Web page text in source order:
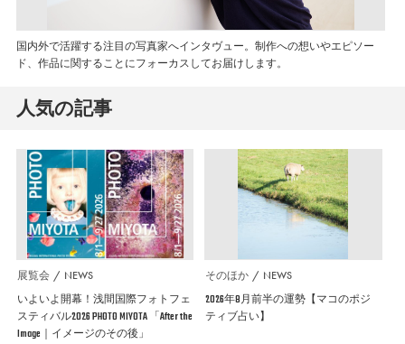
国内外で活躍する注目の写真家へインタヴュー。制作への想いやエピソー
ド、作品に関することにフォーカスしてお届けします。
人気の記事
展覧会 NEWS
いよいよ開幕！浅間国際フォトフェ
スティバル2026 PHOTO MIYOTA 「After the
Image｜イメージのその後」
そのほか NEWS
2026年8月前半の運勢【マコのポジ
ティブ占い】